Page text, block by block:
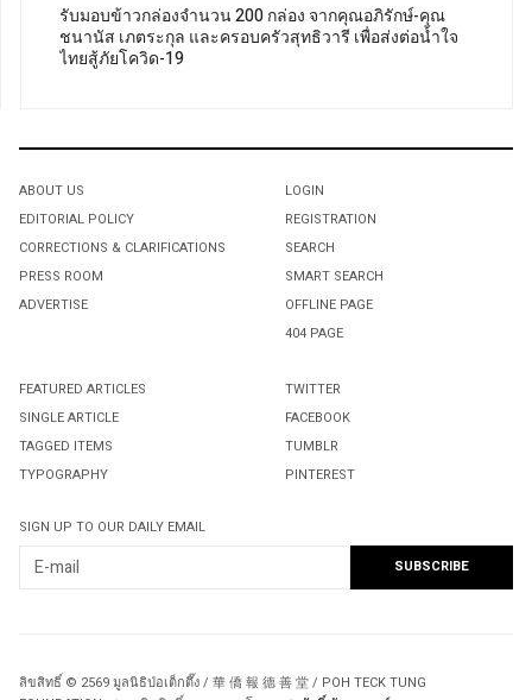
รับมอบข้าวกล่องจำนวน 200 กล่อง จากคุณอภิรักษ์-คุณ
ชนานัส เภตระกุล และครอบครัวสุทธิวารี เพื่อส่งต่อน้ำใจ
ไทยสู้ภัยโควิด-19
ABOUT US
EDITORIAL POLICY
CORRECTIONS & CLARIFICATIONS
PRESS ROOM
ADVERTISE
LOGIN
REGISTRATION
SEARCH
SMART SEARCH
OFFLINE PAGE
404 PAGE
FEATURED ARTICLES
SINGLE ARTICLE
TAGGED ITEMS
TYPOGRAPHY
TWITTER
FACEBOOK
TUMBLR
PINTEREST
SIGN UP TO OUR DAILY EMAIL
ลิขสิทธิ์ © 2569 มูลนิธิป่อเต็กตึ๊ง / 華 僑 報 德 善 堂 / POH TECK TUNG